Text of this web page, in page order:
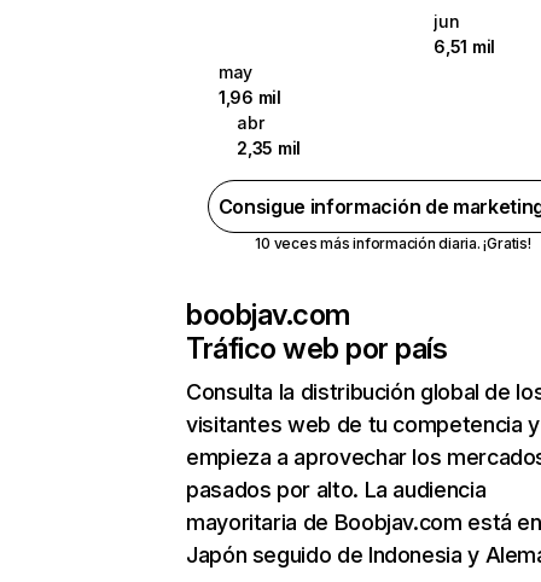
jun
6,51 mil
may
1,96 mil
abr
2,35 mil
Consigue información de
10 veces más información diaria. ¡Gratis!
boobjav.com
Tráfico web por país
Consulta la distribución global de
visitantes web de tu competencia y
empieza a aprovechar los
pasados por alto. La audiencia
mayoritaria de Boobjav.com está en
Japón seguido de Indonesia y